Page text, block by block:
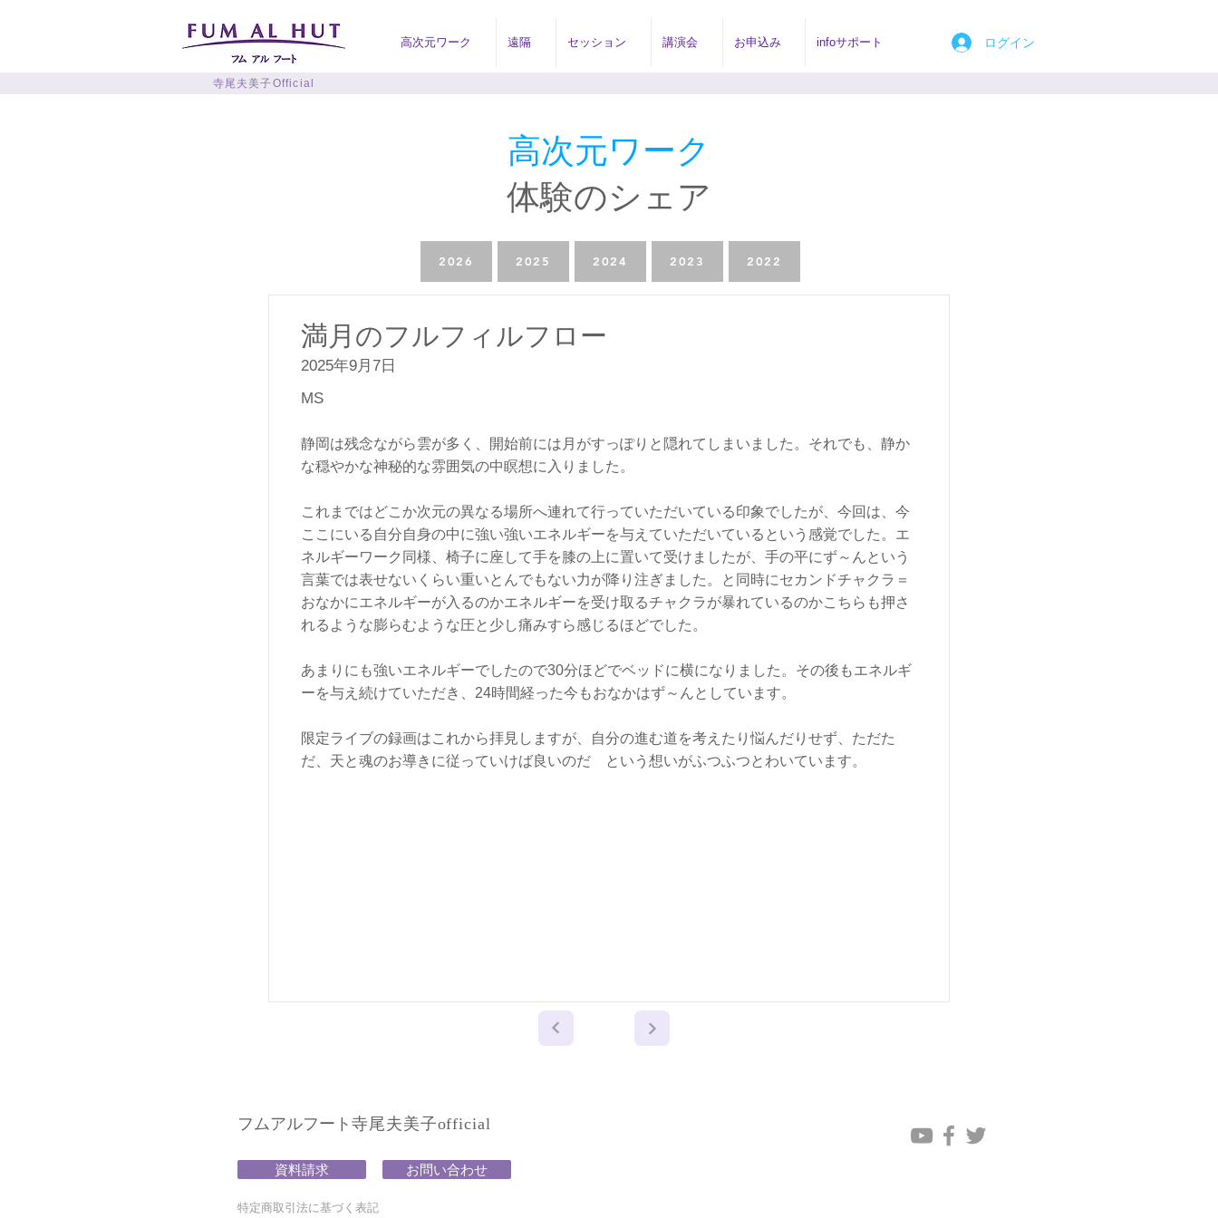
高次元ワーク 遠隔 セッション 講演会 お申込み infoサポート ログイン
寺尾夫美子Official
高次元ワーク
体験のシェア
2026 2025 2024 2023 2022
満月のフルフィルフロー
2025年9月7日
MS
静岡は残念ながら雲が多く、開始前には月がすっぽりと隠れてしまいました。それでも、静か
な穏やかな神秘的な雰囲気の中瞑想に入りました。
これまではどこか次元の異なる場所へ連れて行っていただいている印象でしたが、今回は、今
ここにいる自分自身の中に強い強いエネルギーを与えていただいているという感覚でした。エ
ネルギーワーク同様、椅子に座して手を膝の上に置いて受けましたが、手の平にず～んという
言葉では表せないくらい重いとんでもない力が降り注ぎました。と同時にセカンドチャクラ＝
おなかにエネルギーが入るのかエネルギーを受け取るチャクラが暴れているのかこちらも押さ
れるような膨らむような圧と少し痛みすら感じるほどでした。
あまりにも強いエネルギーでしたので30分ほどでベッドに横になりました。その後もエネルギ
ーを与え続けていただき、24時間経った今もおなかはず～んとしています。
限定ライブの録画はこれから拝見しますが、自分の進む道を考えたり悩んだりせず、ただた
だ、天と魂のお導きに従っていけば良いのだ という想いがふつふつとわいています。
フムアルフート 寺尾夫美子official
資料請求 お問い合わせ
特定商取引法に基づく表記